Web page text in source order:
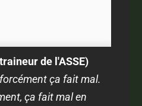
de l'ASSE)
ça fait mal.
ça fait mal en